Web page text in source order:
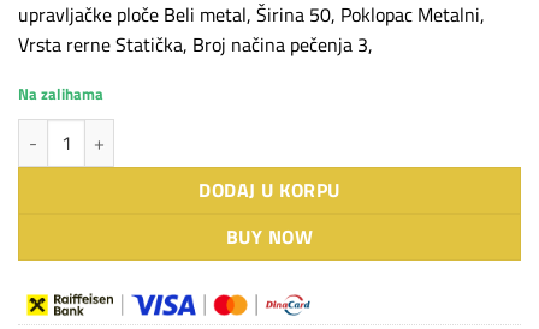
upravljačke ploče Beli metal, Širina 50, Poklopac Metalni,
Vrsta rerne Statička, Broj načina pečenja 3,
Na zalihama
VIVAX HOME Kombinovani šporet FC-22502 WH količina
DODAJ U KORPU
BUY NOW